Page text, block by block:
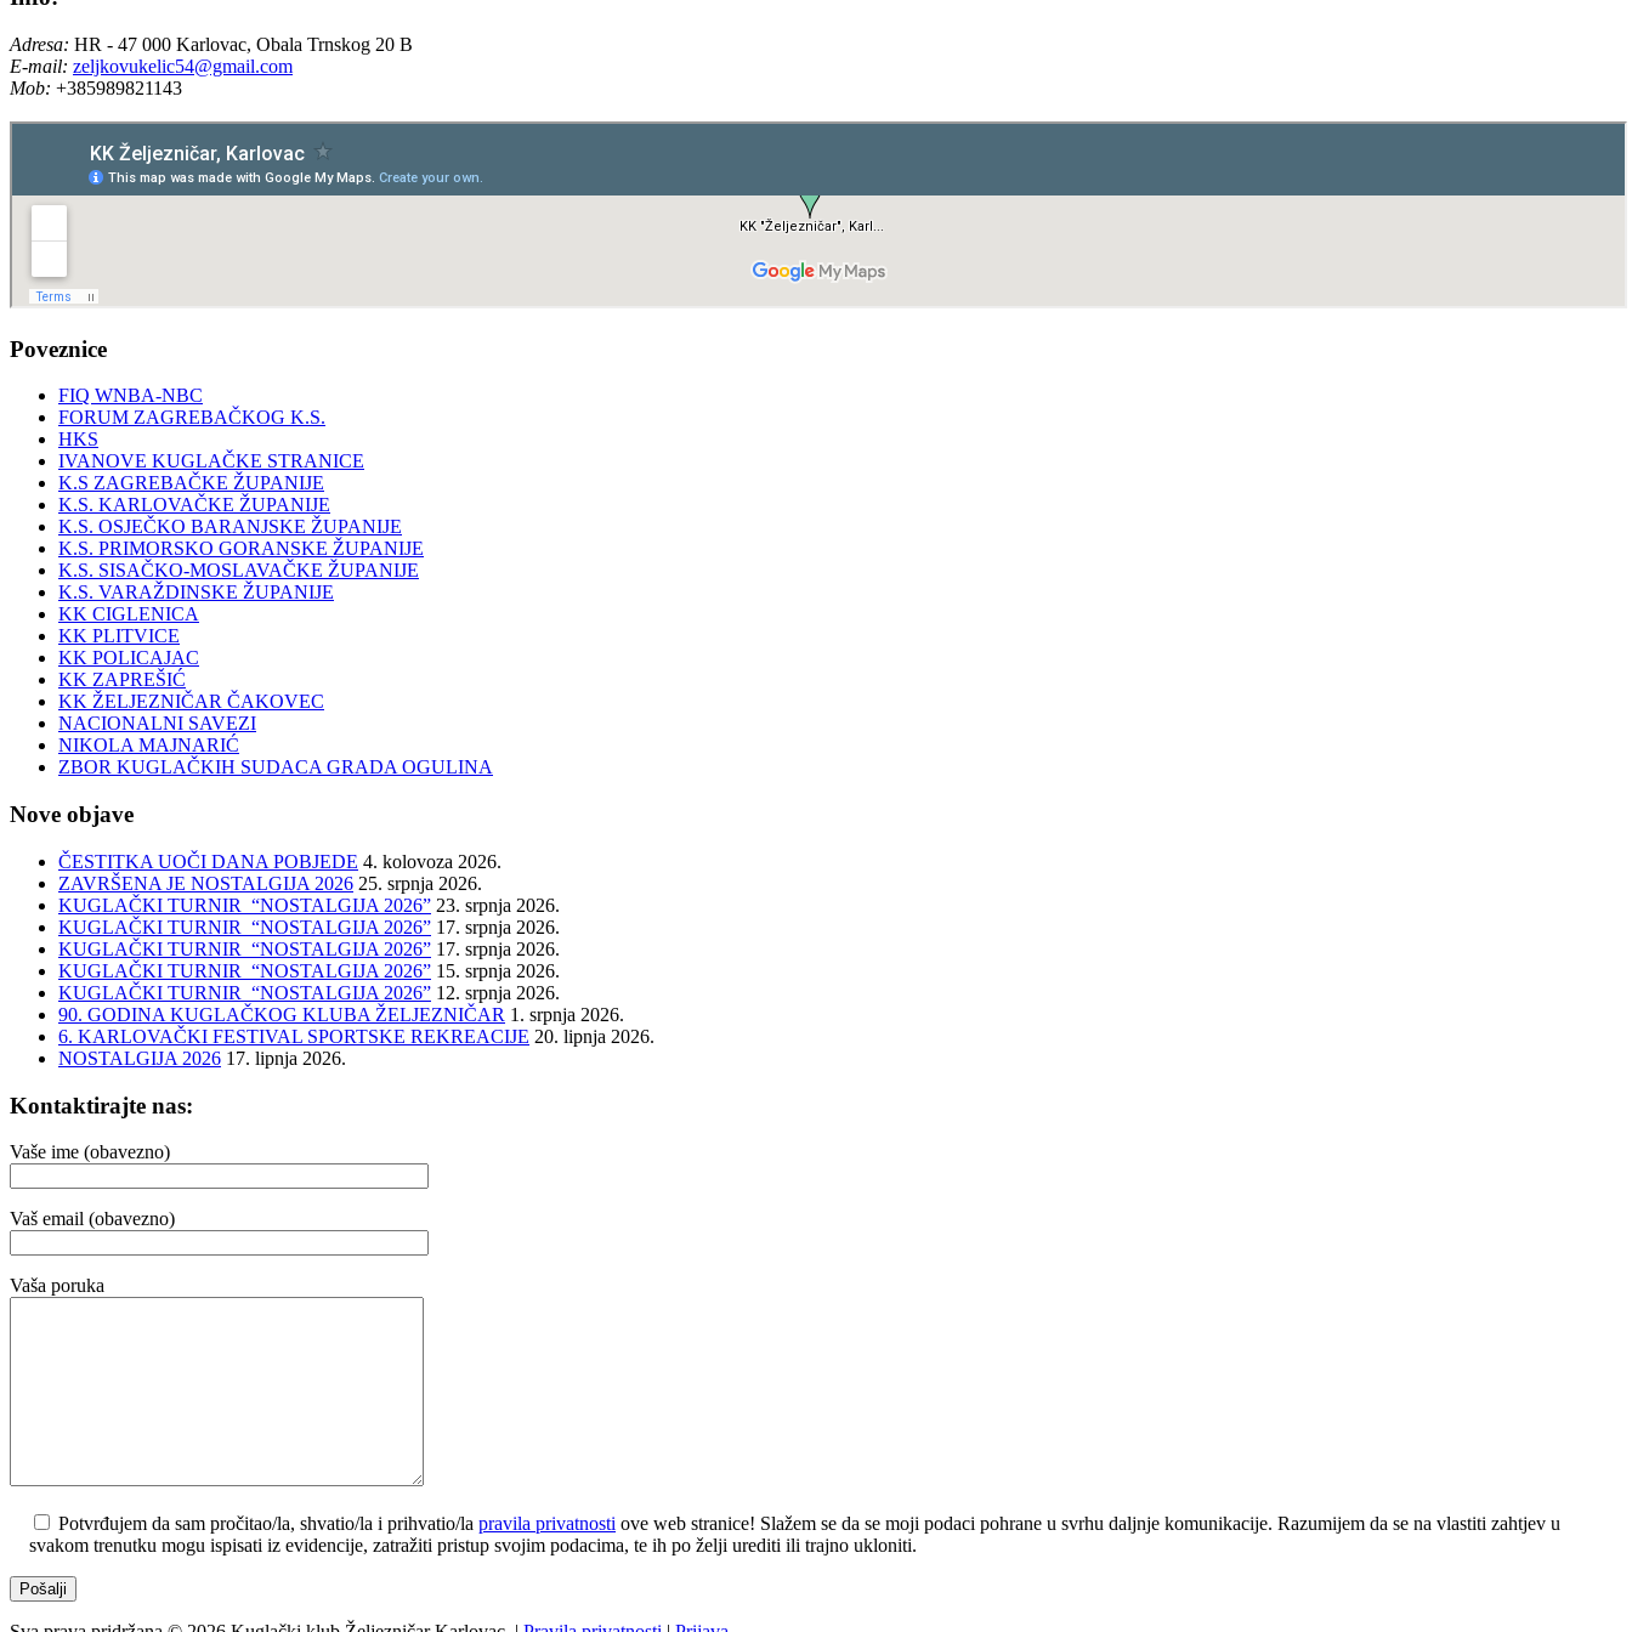
Adresa: HR - 47 000 Karlovac, Obala Trnskog 20 B
E-mail: zeljkovukelic54@gmail.com
Mob: +385989821143
Poveznice
FIQ WNBA-NBC
FORUM ZAGREBAČKOG K.S.
HKS
IVANOVE KUGLAČKE STRANICE
K.S ZAGREBAČKE ŽUPANIJE
K.S. KARLOVAČKE ŽUPANIJE
K.S. OSJEČKO BARANJSKE ŽUPANIJE
K.S. PRIMORSKO GORANSKE ŽUPANIJE
K.S. SISAČKO-MOSLAVAČKE ŽUPANIJE
K.S. VARAŽDINSKE ŽUPANIJE
KK CIGLENICA
KK PLITVICE
KK POLICAJAC
KK ZAPREŠIĆ
KK ŽELJEZNIČAR ČAKOVEC
NACIONALNI SAVEZI
NIKOLA MAJNARIĆ
ZBOR KUGLAČKIH SUDACA GRADA OGULINA
Nove objave
ČESTITKA UOČI DANA POBJEDE 4. kolovoza 2026.
ZAVRŠENA JE NOSTALGIJA 2026 25. srpnja 2026.
KUGLAČKI TURNIR “NOSTALGIJA 2026” 23. srpnja 2026.
KUGLAČKI TURNIR “NOSTALGIJA 2026” 17. srpnja 2026.
KUGLAČKI TURNIR “NOSTALGIJA 2026” 17. srpnja 2026.
KUGLAČKI TURNIR “NOSTALGIJA 2026” 15. srpnja 2026.
KUGLAČKI TURNIR “NOSTALGIJA 2026” 12. srpnja 2026.
90. GODINA KUGLAČKOG KLUBA ŽELJEZNIČAR 1. srpnja 2026.
6. KARLOVAČKI FESTIVAL SPORTSKE REKREACIJE 20. lipnja 2026.
NOSTALGIJA 2026 17. lipnja 2026.
Kontaktirajte nas:
Vaše ime (obavezno)
Vaš email (obavezno)
Vaša poruka
Potvrđujem da sam pročitao/la, shvatio/la i prihvatio/la pravila privatnosti ove web stranice! Slažem se da se moji podaci pohrane u svrhu daljnje komunikacije. Razumijem da se na vlastiti zahtjev u
svakom trenutku mogu ispisati iz evidencije, zatražiti pristup svojim podacima, te ih po želji urediti ili trajno ukloniti.